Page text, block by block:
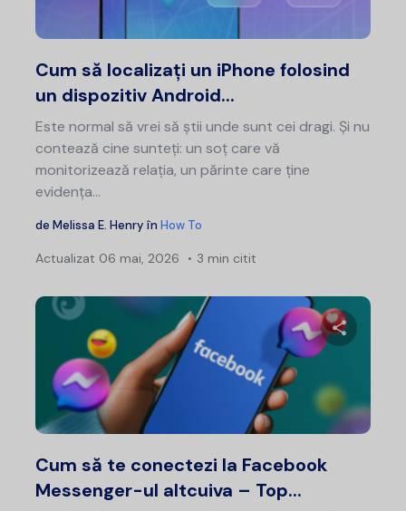
Cum să localizați un iPhone folosind
un dispozitiv Android...
Este normal să vrei să știi unde sunt cei dragi. Și nu
contează cine sunteți: un soț care vă
monitorizează relația, un părinte care ține
evidența...
de Melissa E. Henry în How To
Actualizat 06 mai, 2026 3 min citit
Cum să te conectezi la Facebook
Messenger-ul altcuiva – Top...